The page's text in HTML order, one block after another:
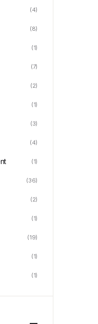
(4)
(8)
(1)
(7)
(2)
(1)
(3)
(4)
(1)
(36)
(2)
(1)
(19)
(1)
(1)